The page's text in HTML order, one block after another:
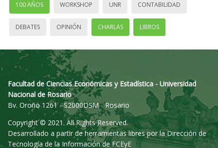
100 AÑOS WORKSHOP UNR CONTABILIDAD
DEBATES OPINIÓN CHARLAS LIBROS
Facultad de Ciencias Económicas y Estadística - Universidad
Nacional de Rosario
Bv. Oroño 1261 - S2000DSM - Rosario
Copyright © 2021. All Rights Reserved.
Desarrollado a partir de herramientas libres por la Dirección de
Tecnología de la Información de FCEyE